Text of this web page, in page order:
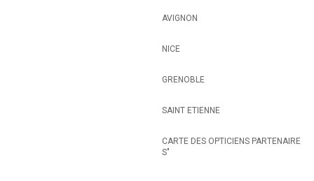
AVIGNON
NICE
GRENOBLE
SAINT ETIENNE
CARTE DES OPTICIENS PARTENAIRE
S"